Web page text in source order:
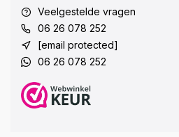
Veelgestelde vragen
06 26 078 252
[email protected]
06 26 078 252